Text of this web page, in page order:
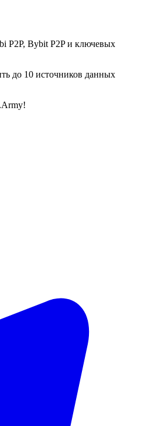
P2P, Bybit P2P и ключевых
до 10 источников данных